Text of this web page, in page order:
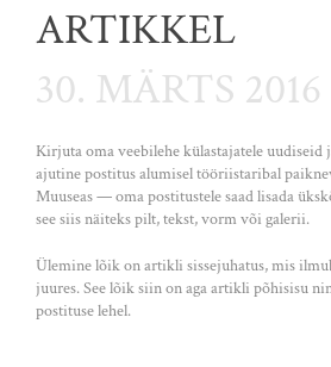
ARTIKKEL
30. MÄRTS 2016
Kirjuta oma veebilehe külastajatele uudiseid
ajutine postitus alumisel tööriistaribal
Muuseas — oma postitustele saad lisada
see siis näiteks pilt, tekst, vorm või galerii.
Ülemine lõik on artikli sissejuhatus, mis
juures. See lõik siin on aga artikli põhisisu
postituse lehel.